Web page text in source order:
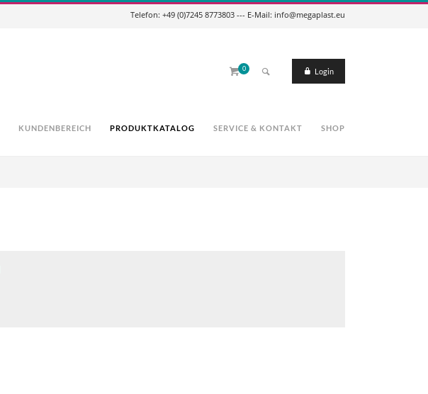
Telefon: +49 (0)7245 8773803 --- E-Mail: info@megaplast.eu
0 Login
KUNDENBEREICH PRODUKTKATALOG SERVICE & KONTAKT SHOP